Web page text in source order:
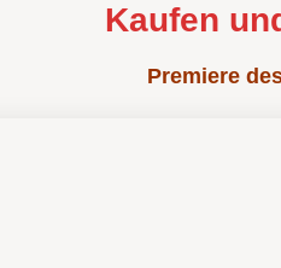
Kaufen
Premiere